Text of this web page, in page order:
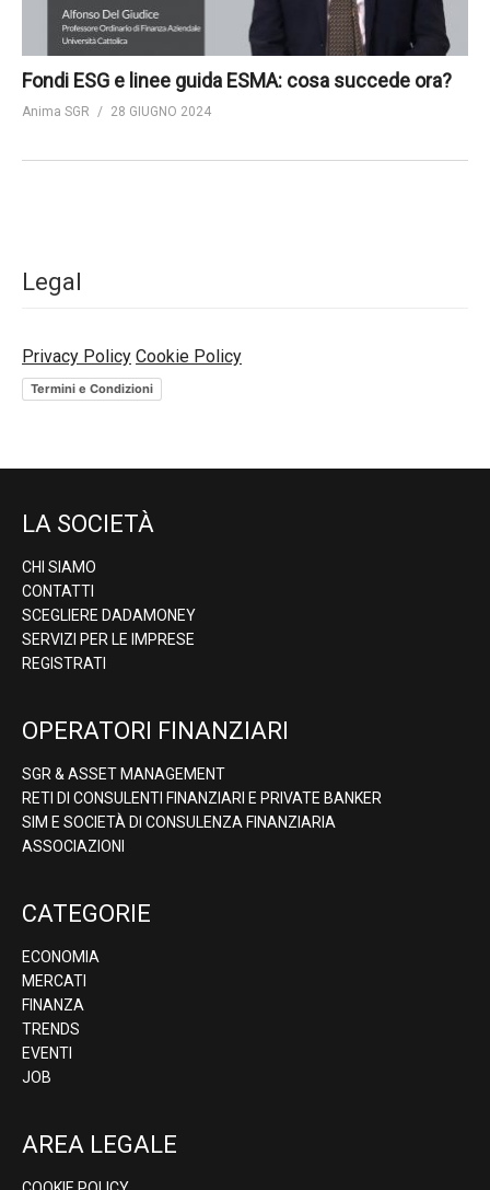
Fondi ESG e linee guida ESMA: cosa succede ora?
Anima SGR 28 GIUGNO 2024
Legal
Privacy Policy Cookie Policy
Termini e Condizioni
LA SOCIETÀ
CHI SIAMO
CONTATTI
SCEGLIERE DADAMONEY
SERVIZI PER LE IMPRESE
REGISTRATI
OPERATORI FINANZIARI
SGR & ASSET MANAGEMENT
RETI DI CONSULENTI FINANZIARI E PRIVATE BANKER
SIM E SOCIETÀ DI CONSULENZA FINANZIARIA
ASSOCIAZIONI
CATEGORIE
ECONOMIA
MERCATI
FINANZA
TRENDS
EVENTI
JOB
AREA LEGALE